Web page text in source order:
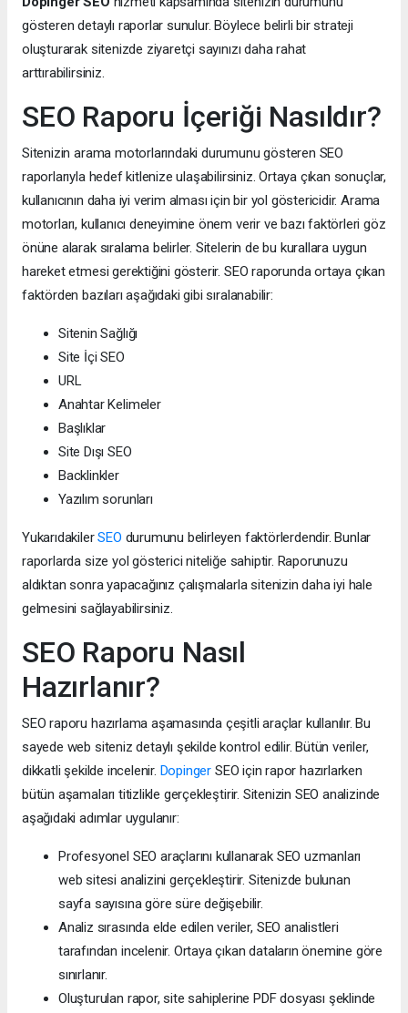
gösteren detaylı raporlar sunulur. Böylece belirli bir strateji
oluşturarak sitenizde ziyaretçi sayınızı daha rahat
arttırabilirsiniz.
SEO Raporu İçeriği Nasıldır?
Sitenizin arama motorlarındaki durumunu gösteren SEO
raporlarıyla hedef kitlenize ulaşabilirsiniz. Ortaya çıkan sonuçlar,
kullanıcının daha iyi verim alması için bir yol göstericidir. Arama
motorları, kullanıcı deneyimine önem verir ve bazı faktörleri göz
önüne alarak sıralama belirler. Sitelerin de bu kurallara uygun
hareket etmesi gerektiğini gösterir. SEO raporunda ortaya çıkan
faktörden bazıları aşağıdaki gibi sıralanabilir:
Sitenin Sağlığı
Site İçi SEO
URL
Anahtar Kelimeler
Başlıklar
Site Dışı SEO
Backlinkler
Yazılım sorunları
YukarıdakilerSEO durumunu belirleyen faktörlerdendir. Bunlar
raporlarda size yol gösterici niteliğe sahiptir. Raporunuzu
aldıktan sonra yapacağınız çalışmalarla sitenizin daha iyi hale
gelmesini sağlayabilirsiniz.
SEO Raporu Nasıl
Hazırlanır?
SEO raporu hazırlama aşamasında çeşitli araçlar kullanılır. Bu
sayede web siteniz detaylı şekilde kontrol edilir. Bütün veriler,
dikkatli şekilde incelenir. Dopinger SEO için rapor hazırlarken
bütün aşamaları titizlikle gerçekleştirir. Sitenizin SEO analizinde
aşağıdaki adımlar uygulanır:
Profesyonel SEO araçlarını kullanarak SEO uzmanları
web sitesi analizini gerçekleştirir. Sitenizde bulunan
sayfa sayısına göre süre değişebilir.
Analiz sırasında elde edilen veriler, SEO analistleri
tarafından incelenir. Ortaya çıkan dataların önemine göre
sınırlanır.
Oluşturulan rapor, site sahiplerine PDF dosyası şeklinde